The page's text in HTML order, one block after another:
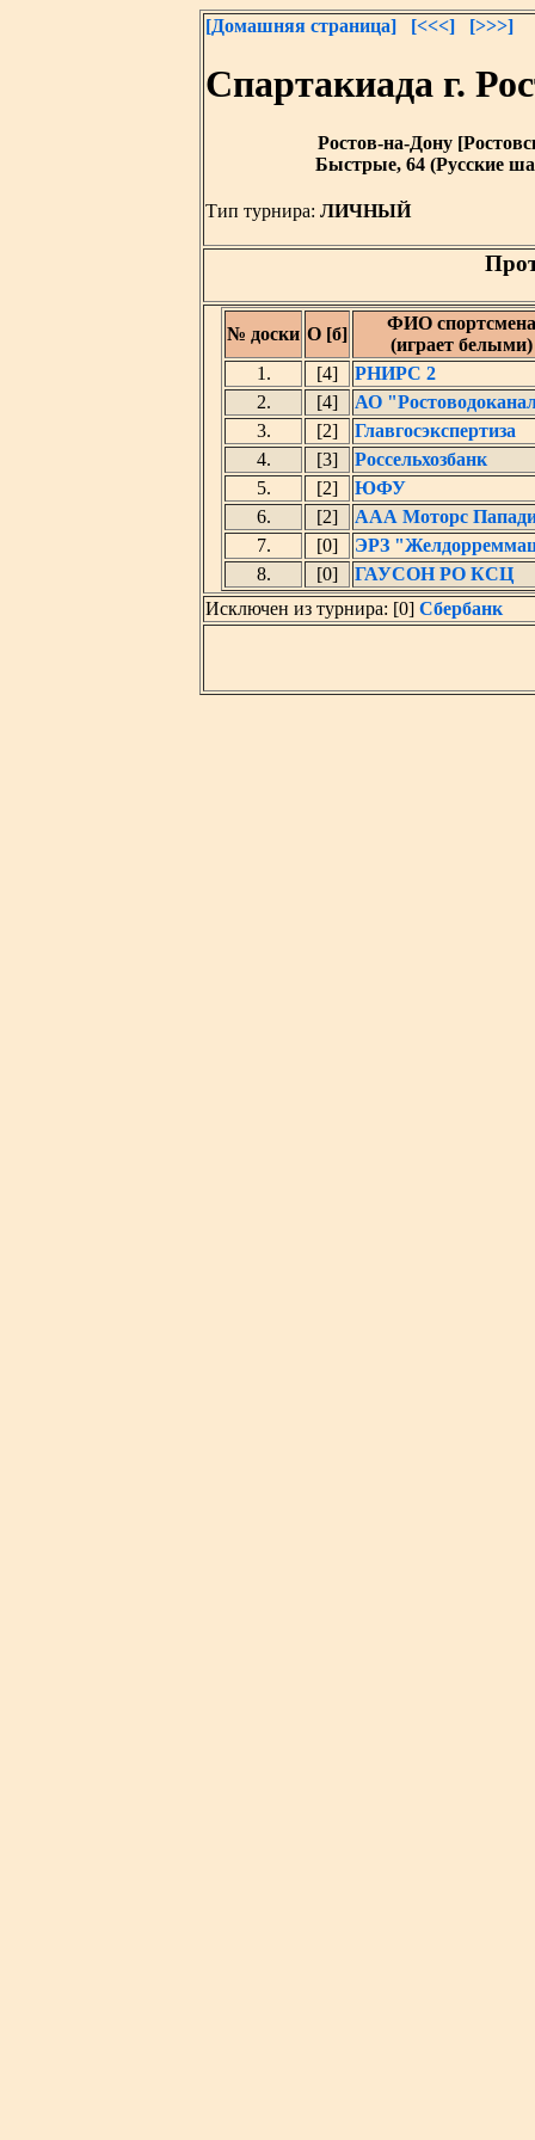
[Домашняя страница] [<<<] [>>>]
Спартакиада г.
Ростов-на-Дону
Быстрые, 64 (Русские
Тип турнира: ЛИЧНЫЙ
№ доски О [б]
ФИО спортсмена
(играет белыми)
1.
[4]
РНИРС 2
2.
[4]
АО
3.
[2]
Главгосэкспертиза
4.
[3]
Россельхозбанк
5.
[2]
ЮФУ
6.
[2]
ААА Моторс
7.
[0]
ЭРЗ
8.
[0]
ГАУСОН РО КСЦ
Исключен из турнира: [0] Сбербанк